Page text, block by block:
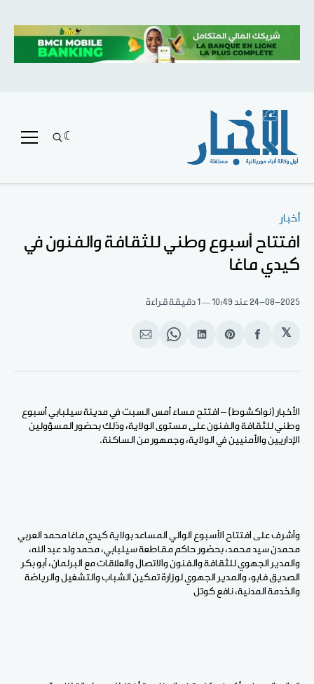
أخبار
افتتاح أسبوع وطني للثقافة والفنون في
كيدي ماغا
24-08-2025عند 10:49 1 دقيقة قراءة
𝕏
انشر
الفيسبوك
Share
Pinterest
انشر
لينكد
Share
WhatsApp
انشر
الإيميل
الأخبار (نواكشوط) – افتتح مساء أمس السبت في مدينة سيلبابي أسبوع
وطني للثقافة والفنون على مستوى الولاية، وذلك بحضور المسؤولين
الإداريين والأمنيين في الولاية، وجمهور من الساكنة.
وأشرف على افتتاح الأسبوع الوالي المساعد بولاية كيدي ماغا محمد العربي
محمدن سيد محمد، بحضور حاكم مقاطعة سيلبابي، محمد ولد عبد الله،
والمدير الجهوي للثقافة والفنون والاتصال والعلاقات مع البرلمان، أبو بكر
الصديق فابو، والمدير الجهوي لوزارة تمكين الشباب والتشغيل والرياضة
والخدمة المدنية، نافع كوتل